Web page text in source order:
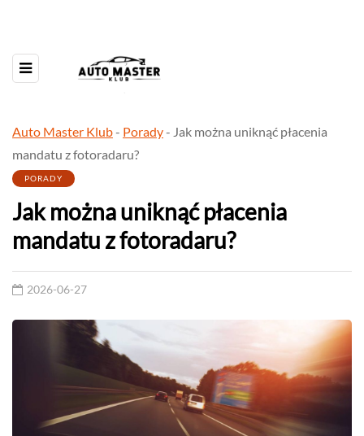
Auto Master Klub- Porady- Jak można uniknąć płacenia
mandatu z fotoradaru?
PORADY
Jak można uniknąć płacenia
mandatu z fotoradaru?
2026-06-27